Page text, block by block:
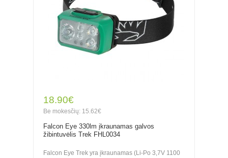
18.90€
Be mokesčių: 15.62€
Falcon Eye 330lm įkraunamas galvos
žibintuvėlis Trek FHL0034
Falcon Eye Trek yra įkraunamas (Li-Po 3,7V 1100